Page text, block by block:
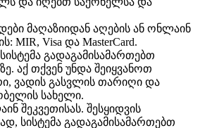
მაღაზიიდან აღების ან ონლაინ
MIR, Visa და MasterCard.
გადაგამისამართებთ
აქ თქვენ უნდა შეიყვანოთ
ვადის გასვლის თარიღი და
სახელი.
შეკვეთისას. შესყიდვის
სისტემა გადაგამისამართებთ